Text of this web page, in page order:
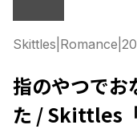
Skittles Romance
指のやつでお
た / Skittles